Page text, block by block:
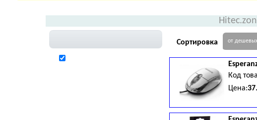
Сортировка от
Код
Цена: